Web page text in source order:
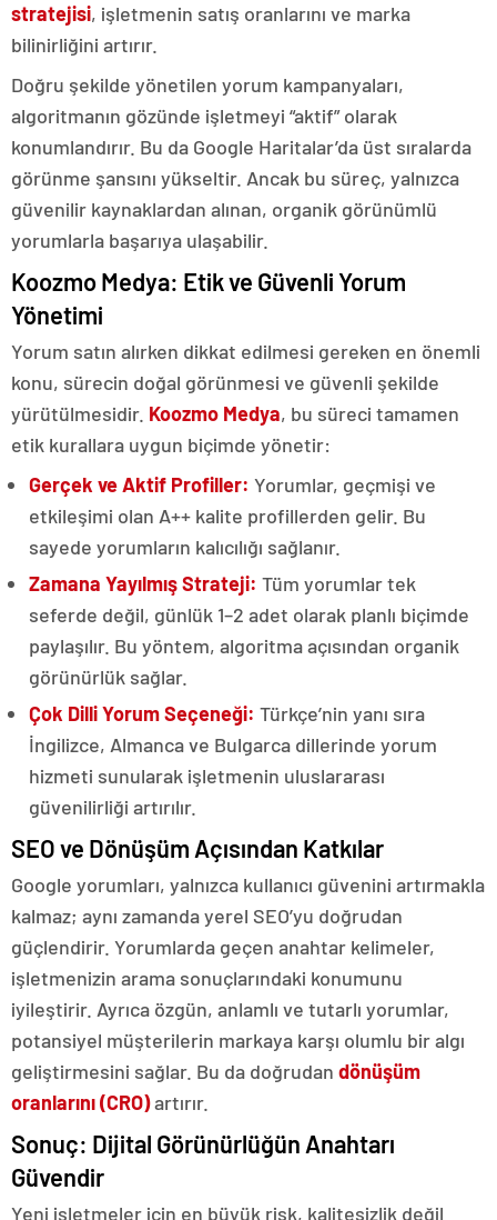
stratejisi, işletmenin satış oranlarını ve marka
bilinirliğini artırır.
Doğru şekilde yönetilen yorum kampanyaları,
algoritmanın gözünde işletmeyi “aktif” olarak
konumlandırır. Bu da Google Haritalar’da üst sıralarda
görünme şansını yükseltir. Ancak bu süreç, yalnızca
güvenilir kaynaklardan alınan, organik görünümlü
yorumlarla başarıya ulaşabilir.
Koozmo Medya: Etik ve Güvenli Yorum
Yönetimi
Yorum satın alırken dikkat edilmesi gereken en önemli
konu, sürecin doğal görünmesi ve güvenli şekilde
yürütülmesidir. Koozmo Medya, bu süreci tamamen
etik kurallara uygun biçimde yönetir:
Gerçek ve Aktif Profiller: Yorumlar, geçmişi ve
etkileşimi olan A++ kalite profillerden gelir. Bu
sayede yorumların kalıcılığı sağlanır.
Zamana Yayılmış Strateji: Tüm yorumlar tek
seferde değil, günlük 1–2 adet olarak planlı biçimde
paylaşılır. Bu yöntem, algoritma açısından organik
görünürlük sağlar.
Çok Dilli Yorum Seçeneği: Türkçe’nin yanı sıra
İngilizce, Almanca ve Bulgarca dillerinde yorum
hizmeti sunularak işletmenin uluslararası
güvenilirliği artırılır.
SEO ve Dönüşüm Açısından Katkılar
Google yorumları, yalnızca kullanıcı güvenini artırmakla
kalmaz; aynı zamanda yerel SEO’yu doğrudan
güçlendirir. Yorumlarda geçen anahtar kelimeler,
işletmenizin arama sonuçlarındaki konumunu
iyileştirir. Ayrıca özgün, anlamlı ve tutarlı yorumlar,
potansiyel müşterilerin markaya karşı olumlu bir algı
geliştirmesini sağlar. Bu da doğrudan dönüşüm
oranlarını (CRO)artırır.
Sonuç: Dijital Görünürlüğün Anahtarı
Güvendir
Yeni işletmeler için en büyük risk, kalitesizlik değil